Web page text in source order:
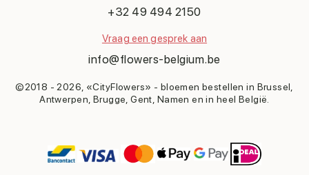
+32 49 494 2150
Vraag een gesprek aan
info@flowers-belgium.be
©2018 - 2026, «CityFlowers» - bloemen bestellen in Brussel,
Antwerpen, Brugge, Gent, Namen en in heel België.